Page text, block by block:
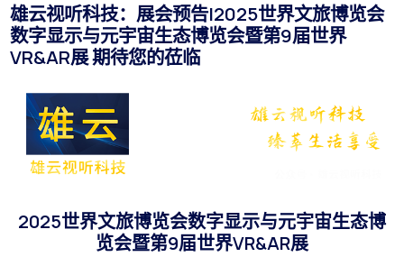
雄云视听科技：展会预告|2025世界文旅博览会
数字显示与元宇宙生态博览会暨第9届世界
VR&AR展 期待您的莅临
2025世界文旅博览会数字显示与元宇宙生态博
览会暨第9届世界VR&AR展